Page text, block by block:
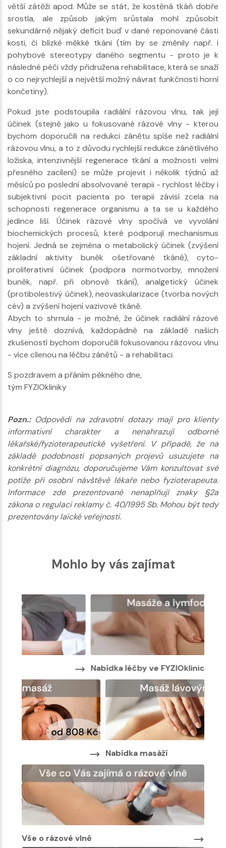
větší zátěži apod. Může se stát, že kostěná tkáň dobře
srostla, ale způsob jakým srůstala mohl způsobit
sekundárně nějaký deficit buď v dané reponované části
kosti, či blízké měkké tkáni (tím by se změnily např. i
pohybové stereotypy daného segmentu - proto je k
následné péči vždy přidružena rehabilitace, která se snaží
o co nejrychlejší a největší možný návrat funkčnosti horní
končetiny).
Pokud jste podstoupila radiální rázovou vlnu, tak její
účinek (stejně jako u fokusované rázové vlny - kterou
bychom doporučili na redukci zánětu spíše než radiální
rázovou vlnu, a to z důvodu rychlejší redukce zánětlivého
ložiska, intenzivnější regenerace tkání a možnosti velmi
přesného zacílení) se může projevit i několik týdnů až
měsíců po poslední absolvované terapii - rychlost léčby i
subjektivní pocit pacienta po terapii závisí zcela na
schopnosti regenerace organismu a ta se u každého
jedince liší. Účinek rázové vlny spočívá ve vyvolání
biochemických procesů, které podporují mechanismus
hojení. Jedná se zejména o metabolický účinek (zvýšení
základní aktivity buněk ošetřované tkáně), cyto-
proliferativní účinek (podpora normotvorby, množení
buněk, např. při obnově tkání), analgetický účinek
(protibolestivý účinek), neovaskularizace (tvorba nových
cév) a zvýšení hojení vazivové tkáně.
Abych to shrnula - je možné, že účinek radiální rázové
vlny ještě doznívá, každopádně na základě našich
zkušeností bychom doporučili fokusovanou rázovou vlnu
- více cílenou na léčbu zánětů - a rehabilitaci.
S pozdravem a přáním pěkného dne,
tým FYZIOkliniky
Pozn.:Odpovědi na zdravotní dotazy mají pro klienty
informativní charakter a nenahrazují odborné
lékařské/fyzioterapeutické vyšetření. V případě, že na
základě podobnosti popsaných projevů usuzujete na
konkrétní diagnózu, doporučujeme Vám konzultovat své
potíže při osobní návštěvě lékaře nebo fyzioterapeuta.
Informace zde prezentované nenaplňují znaky §2a
zákona o regulaci reklamy č. 40/1995 Sb. Mohou být tedy
prezentovány laické veřejnosti.
Mohlo by vás zajímat
Nabídka léčby ve FYZIOklinice
Vše o rázové vlně